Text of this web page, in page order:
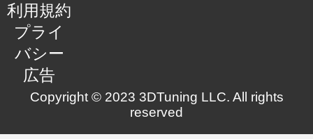
利用規約
プライ
バシー
広告
Copyright © 2023 3DTuning LLC. All rights
reserved